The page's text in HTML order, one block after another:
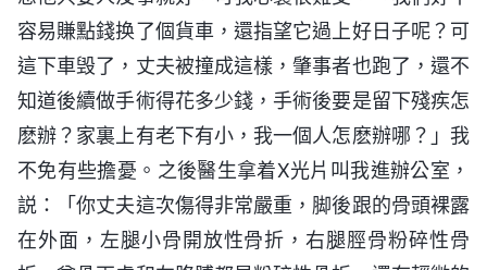
容易賺點錢换了個貨車，還指望它過上好日子呢？可
這下車毁了，丈夫被撞成這樣，肇事者也跑了，還不
知道後續做手術得花多少錢，手術後要是留下殘疾怎
麽辦？家裏上有老下有小，我一個人怎麽辦哪？」我
不免有些擔憂。之後醫生拿着X光片叫我進辦公室，
説：「你丈夫這次傷得非常嚴重，脚後跟的骨頭裸露
在外面，左腿小骨開放性骨折，右腿脛骨粉碎性骨